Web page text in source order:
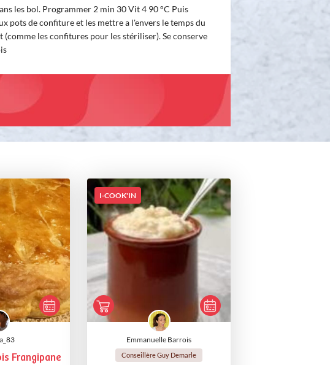
les bol. Programmer 2 min 30 Vit 4 90 °C Puis
pots de confiture et les mettre a l'envers le temps du
(comme les confitures pour les stériliser). Se conserve
Frangipane
I-COOK'IN
Emmanuelle Barrois
Conseillère Guy Demarle